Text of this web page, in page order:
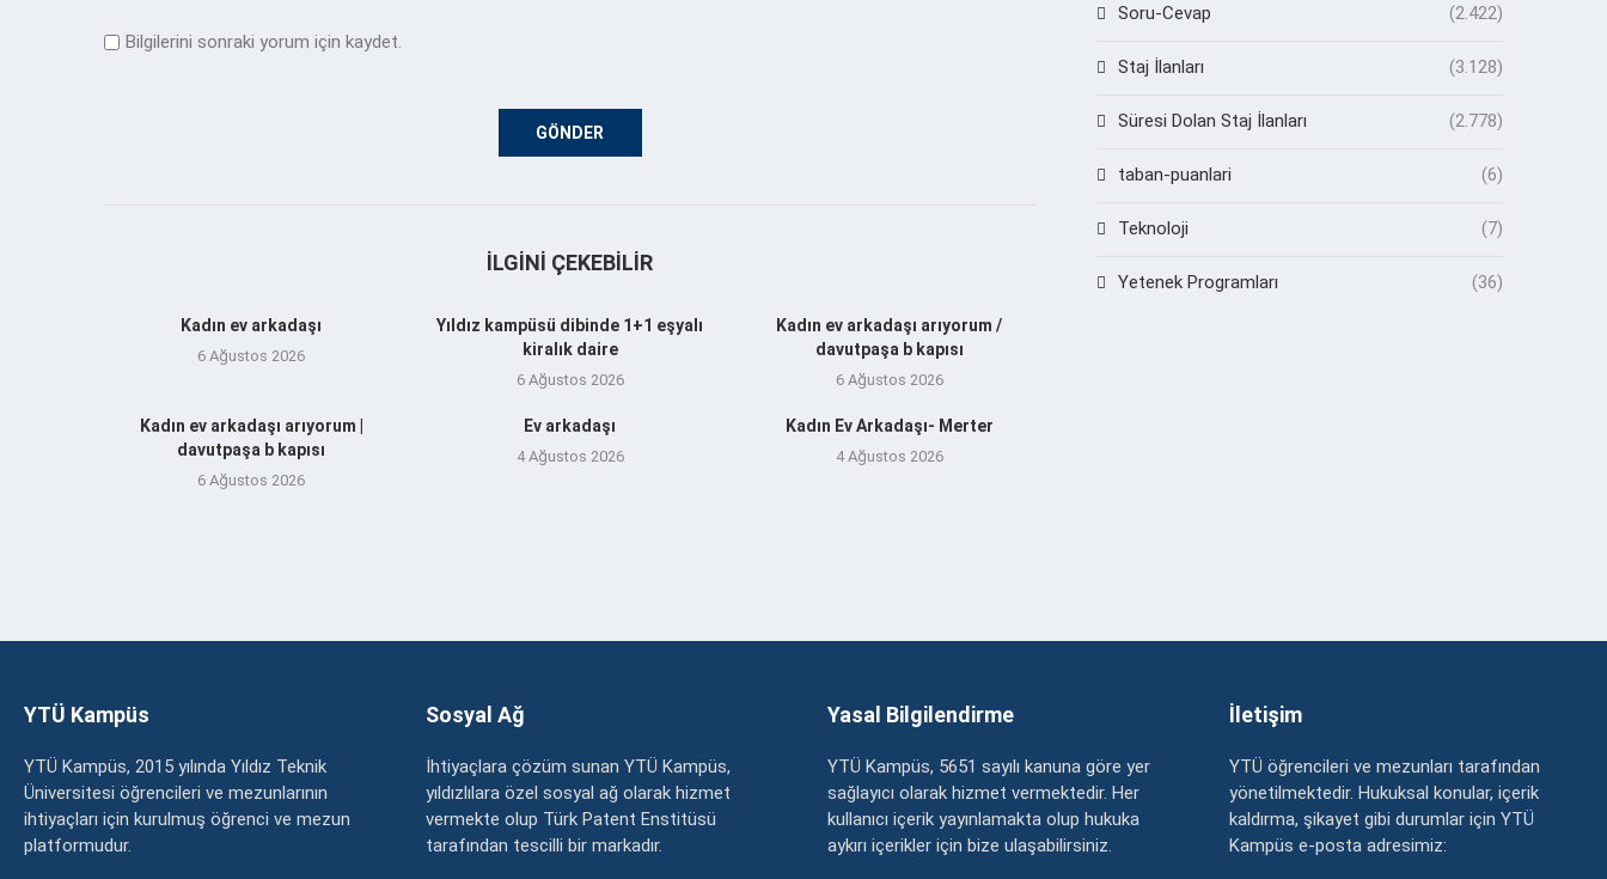
Bilgilerini sonraki yorum için kaydet.
İLGINI ÇEKEBILIR
Kadın ev arkadaşı
6 Ağustos 2026
Yıldız kampüsü dibinde 1+1 eşyalı
kiralık daire
6 Ağustos 2026
Kadın ev arkadaşı arıyorum /
davutpaşa b kapısı
6 Ağustos 2026
Kadın ev arkadaşı arıyorum |
davutpaşa b kapısı
6 Ağustos 2026
Ev arkadaşı
4 Ağustos 2026
Kadın Ev Arkadaşı- Merter
4 Ağustos 2026
Soru-Cevap (2.422)
Staj İlanları (3.128)
Süresi Dolan Staj İlanları (2.778)
taban-puanlari (6)
Teknoloji (7)
Yetenek Programları (36)
YTÜ Kampüs
YTÜ Kampüs, 2015 yılında Yıldız Teknik
Üniversitesi öğrencileri ve mezunlarının
ihtiyaçları için kurulmuş öğrenci ve mezun
platformudur.
Sosyal Ağ
İhtiyaçlara çözüm sunan YTÜ Kampüs,
yıldızlılara özel sosyal ağ olarak hizmet
vermekte olup Türk Patent Enstitüsü
tarafından tescilli bir markadır.
Yasal Bilgilendirme
YTÜ Kampüs, 5651 sayılı kanuna göre yer
sağlayıcı olarak hizmet vermektedir. Her
kullanıcı içerik yayınlamakta olup hukuka
aykırı içerikler için bize ulaşabilirsiniz.
İletişim
YTÜ öğrencileri ve mezunları tarafından
yönetilmektedir. Hukuksal konular, içerik
kaldırma, şikayet gibi durumlar için YTÜ
Kampüs e-posta adresimiz: